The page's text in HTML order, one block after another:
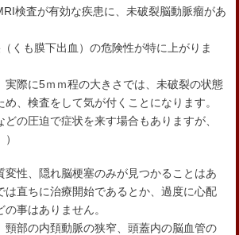
検査が有効な疾患に、未破裂脳動脈瘤があ
くも膜下出血）の危険性が特に上がりま
実際に5ｍｍ程の大きさでは、未破裂の状態
、検査をして気が付くことになります。
どの圧迫で症状を来す場合もありますが、
変性、隠れ脳梗塞のみが見つかることはあ
は直ちに治療開始であるとか、過度に心配
事はありません。
頸部の内頚動脈の狭窄、頭蓋内の脳血管の